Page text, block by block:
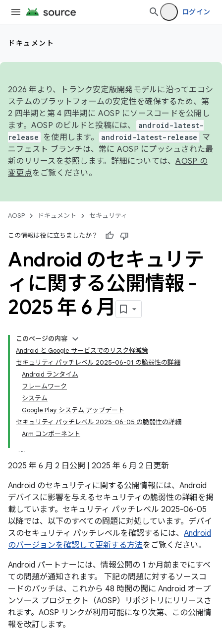
ログイン
ドキュメント
2026 年より、トランク安定版開発モデルに沿ってエコシ
ステムのプラットフォームの安定性を確保するため、第
2 四半期と第 4 四半期に AOSP にソースコードを公開し
ます。AOSP のビルドと投稿には、
android-latest-
release
を使用します。 android-latest-release
マ
ニフェスト ブランチは、常に AOSP にプッシュされた最
新のリリースを参照します。詳細については、AOSP の
変更点をご覧ください。
AOSP ドキュメント セキュリティ
この情報は役に立ちましたか？
Android のセキュリテ
ィに関する公開情報 -
2025 年 6 月
このページの内容
Android と Google サービスでのリスク軽減策
セキュリティ パッチレベル 2025-06-01 の脆弱性の詳細
Android ランタイム
フレームワーク
システム
Google Play システム アップデート
セキュリティ パッチレベル 2025-06-05 の脆弱性の詳細
Arm コンポーネント
2025 年 6 月 2 日公開 | 2025 年 6 月 2 日更新
Android のセキュリティに関する公開情報には、Android
デバイスに影響を与えるセキュリティの脆弱性の詳細を掲
載しています。セキュリティ パッチレベル 2025-06-05
以降では、以下のすべての問題に対処しています。デバイ
スのセキュリティ パッチレベルを確認するには、 Android
のバージョンを確認して更新する方法をご覧ください。
Android パートナーには、情報公開の 1 か月前までにすべ
ての問題が通知されます。 下記の問題に対するソースコ
ードのパッチは、これから 48 時間の間に Android オープ
ンソース プロジェクト（AOSP）リポジトリにリリースさ
れます。AOSP リンクが利用可能になり次第、この公開情
報を改訂します。